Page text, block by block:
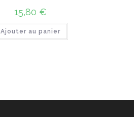
15,80 €
Ajouter au panier